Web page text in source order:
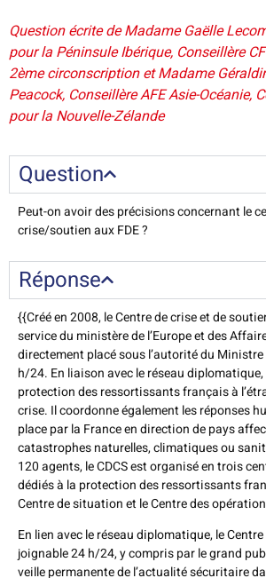
Question écrite de Madame Gaëlle
pour la Péninsule Ibérique, Conseillère
2ème circonscription et Madame
Peacock, Conseillère AFE Asie-Océanie,
pour la Nouvelle-Zélande
Question
Peut-on avoir des précisions concernant le
crise/soutien aux FDE ?
Réponse
{{Créé en 2008, le Centre de crise et de
service du ministère de l’Europe et des
directement placé sous l’autorité du
h/24. En liaison avec le réseau
protection des ressortissants français à
crise. Il coordonne également les réponses
place par la France en direction de pays
catastrophes naturelles, climatiques ou
120 agents, le CDCS est organisé en trois
dédiés à la protection des ressortissants
Centre de situation et le Centre des
En lien avec le réseau diplomatique, le
joignable 24 h/24, y compris par le grand
veille permanente de l’actualité sécuritaire